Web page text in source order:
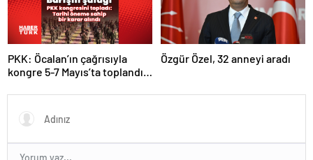
PKK: Öcalan’ın çağrısıyla
kongre 5-7 Mayıs’ta toplandı!
Özgür Özel, 32 anneyi aradı